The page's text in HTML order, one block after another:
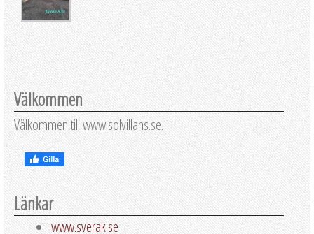
Välkommen
Välkommen till www.solvillans.se.
Länkar
www.sverak.se